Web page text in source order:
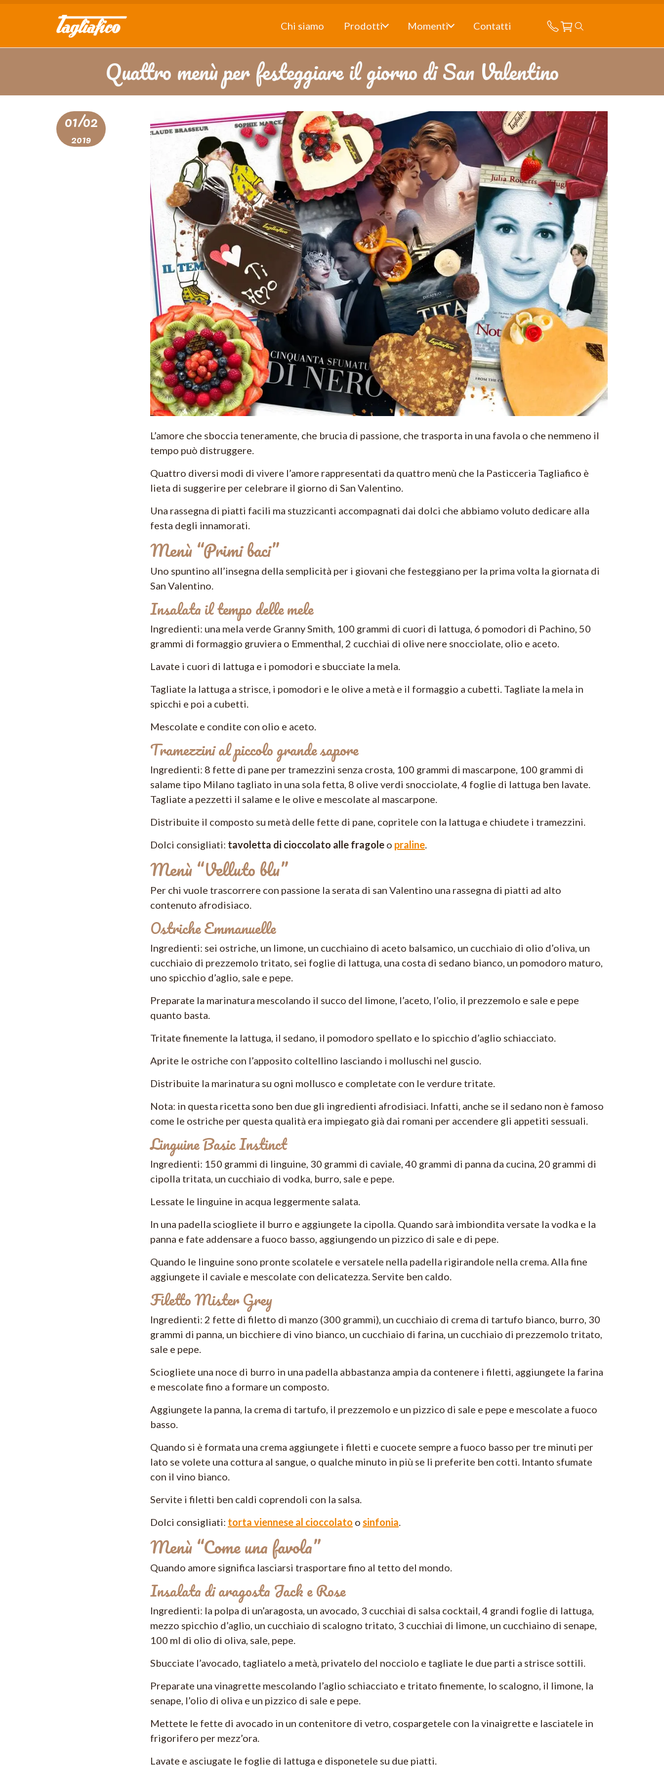
Chi siamo Prodotti Momenti Contatti
Quattro menù per festeggiare il giorno di San Valentino
01/02
2019
L’amore che sboccia teneramente, che brucia di passione, che trasporta in una favola o che nemmeno il
tempo può distruggere.
Quattro diversi modi di vivere l’amore rappresentati da quattro menù che la Pasticceria Tagliafico è
lieta di suggerire per celebrare il giorno di San Valentino.
Una rassegna di piatti facili ma stuzzicanti accompagnati dai dolci che abbiamo voluto dedicare alla
festa degli innamorati.
Menù “Primi baci”
Uno spuntino all’insegna della semplicità per i giovani che festeggiano per la prima volta la giornata di
San Valentino.
Insalata il tempo delle mele
Ingredienti: una mela verde Granny Smith, 100 grammi di cuori di lattuga, 6 pomodori di Pachino, 50
grammi di formaggio gruviera o Emmenthal, 2 cucchiai di olive nere snocciolate, olio e aceto.
Lavate i cuori di lattuga e i pomodori e sbucciate la mela.
Tagliate la lattuga a strisce, i pomodori e le olive a metà e il formaggio a cubetti. Tagliate la mela in
spicchi e poi a cubetti.
Mescolate e condite con olio e aceto.
Tramezzini al piccolo grande sapore
Ingredienti: 8 fette di pane per tramezzini senza crosta, 100 grammi di mascarpone, 100 grammi di
salame tipo Milano tagliato in una sola fetta, 8 olive verdi snocciolate, 4 foglie di lattuga ben lavate.
Tagliate a pezzetti il salame e le olive e mescolate al mascarpone.
Distribuite il composto su metà delle fette di pane, copritele con la lattuga e chiudete i tramezzini.
Dolci consigliati: tavoletta di cioccolato alle fragole o praline.
Menù “Velluto blu”
Per chi vuole trascorrere con passione la serata di san Valentino una rassegna di piatti ad alto
contenuto afrodisiaco.
Ostriche Emmanuelle
Ingredienti: sei ostriche, un limone, un cucchiaino di aceto balsamico, un cucchiaio di olio d’oliva, un
cucchiaio di prezzemolo tritato, sei foglie di lattuga, una costa di sedano bianco, un pomodoro maturo,
uno spicchio d’aglio, sale e pepe.
Preparate la marinatura mescolando il succo del limone, l’aceto, l’olio, il prezzemolo e sale e pepe
quanto basta.
Tritate finemente la lattuga, il sedano, il pomodoro spellato e lo spicchio d’aglio schiacciato.
Aprite le ostriche con l’apposito coltellino lasciando i molluschi nel guscio.
Distribuite la marinatura su ogni mollusco e completate con le verdure tritate.
Nota: in questa ricetta sono ben due gli ingredienti afrodisiaci. Infatti, anche se il sedano non è famoso
come le ostriche per questa qualità era impiegato già dai romani per accendere gli appetiti sessuali.
Linguine Basic Instinct
Ingredienti: 150 grammi di linguine, 30 grammi di caviale, 40 grammi di panna da cucina, 20 grammi di
cipolla tritata, un cucchiaio di vodka, burro, sale e pepe.
Lessate le linguine in acqua leggermente salata.
In una padella sciogliete il burro e aggiungete la cipolla. Quando sarà imbiondita versate la vodka e la
panna e fate addensare a fuoco basso, aggiungendo un pizzico di sale e di pepe.
Quando le linguine sono pronte scolatele e versatele nella padella rigirandole nella crema. Alla fine
aggiungete il caviale e mescolate con delicatezza. Servite ben caldo.
Filetto Mister Grey
Ingredienti: 2 fette di filetto di manzo (300 grammi), un cucchiaio di crema di tartufo bianco, burro, 30
grammi di panna, un bicchiere di vino bianco, un cucchiaio di farina, un cucchiaio di prezzemolo tritato,
sale e pepe.
Sciogliete una noce di burro in una padella abbastanza ampia da contenere i filetti, aggiungete la farina
e mescolate fino a formare un composto.
Aggiungete la panna, la crema di tartufo, il prezzemolo e un pizzico di sale e pepe e mescolate a fuoco
basso.
Quando si è formata una crema aggiungete i filetti e cuocete sempre a fuoco basso per tre minuti per
lato se volete una cottura al sangue, o qualche minuto in più se li preferite ben cotti. Intanto sfumate
con il vino bianco.
Servite i filetti ben caldi coprendoli con la salsa.
Dolci consigliati: torta viennese al cioccolato o sinfonia.
Menù “Come una favola”
Quando amore significa lasciarsi trasportare fino al tetto del mondo.
Insalata di aragosta Jack e Rose
Ingredienti: la polpa di un’aragosta, un avocado, 3 cucchiai di salsa cocktail, 4 grandi foglie di lattuga,
mezzo spicchio d’aglio, un cucchiaio di scalogno tritato, 3 cucchiai di limone, un cucchiaino di senape,
100 ml di olio di oliva, sale, pepe.
Sbucciate l’avocado, tagliatelo a metà, privatelo del nocciolo e tagliate le due parti a strisce sottili.
Preparate una vinagrette mescolando l’aglio schiacciato e tritato finemente, lo scalogno, il limone, la
senape, l’olio di oliva e un pizzico di sale e pepe.
Mettete le fette di avocado in un contenitore di vetro, cospargetele con la vinaigrette e lasciatele in
frigorifero per mezz’ora.
Lavate e asciugate le foglie di lattuga e disponetele su due piatti.